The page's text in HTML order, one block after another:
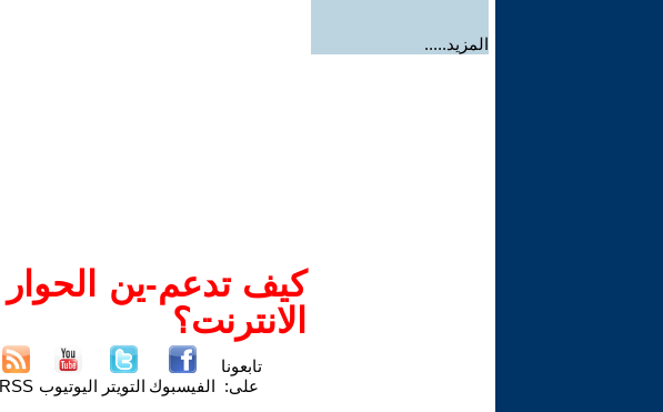
المزيد.....
كيف تدعم-ين الحوار
الانترنت؟
تابعونا
على: الفيسبوك التويتر اليوتيوب RSS